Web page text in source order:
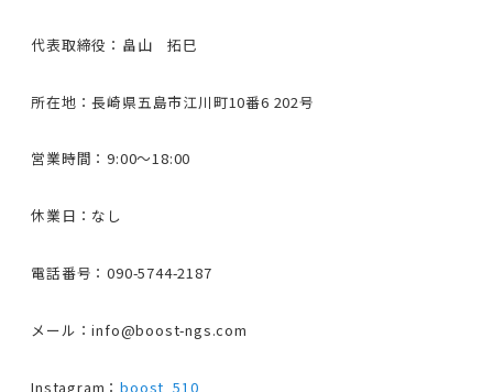
代表取締役：畠山 拓巳
所在地：長崎県五島市江川町10番6 202号
営業時間：9:00〜18:00
休業日：なし
電話番号：090-5744-2187
メール：info@boost-ngs.com
Instagram：boost_510